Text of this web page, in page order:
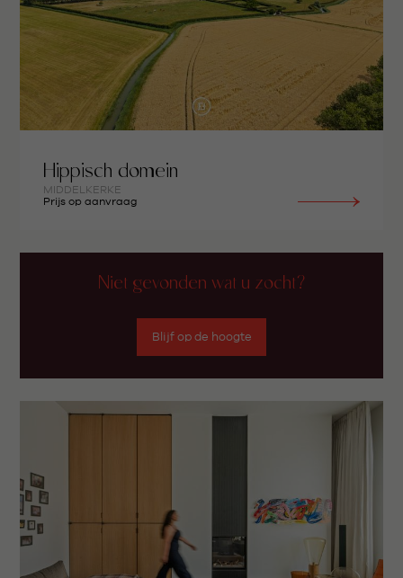
Hippisch domein
MIDDELKERKE
Prijs op aanvraag
Niet gevonden wat u zocht?
Blijf op de hoogte